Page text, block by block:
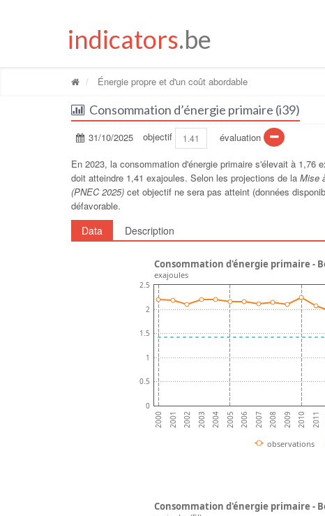
indicators.be
Énergie propre et d'un coût abordable
Consommation d’énergie primaire (i39)
31/10/2025 objectif 1.41
évaluation
En 2023, la consommation d'énergie primaire s'élevait à 1,76
doit atteindre 1,41 exajoules. Selon les projections de la Mise
(PNEC 2025) cet objectif ne sera pas atteint (données
défavorable.
Data Description
2000 2001 2002 2003 2004 2005 2006 2007 2008 2009 2010 2011
0
0.5
1
1.5
2
2.5
observations
Consommation d'énergie primaire -
exajoules
Consommation d'énergie primaire -